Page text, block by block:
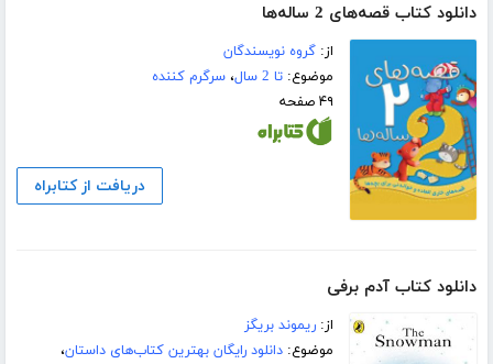
دانلود کتاب قصه‌های 2 ساله‌ها
از:گروه نویسندگان
موضوع:تا 2 سال ،سرگرم کننده
۴۹ صفحه
دریافت از کتابراه
دانلود کتاب آدم برفی
از:ریموند بریگز
موضوع:دانلود رایگان بهترین کتاب‌های داستان،